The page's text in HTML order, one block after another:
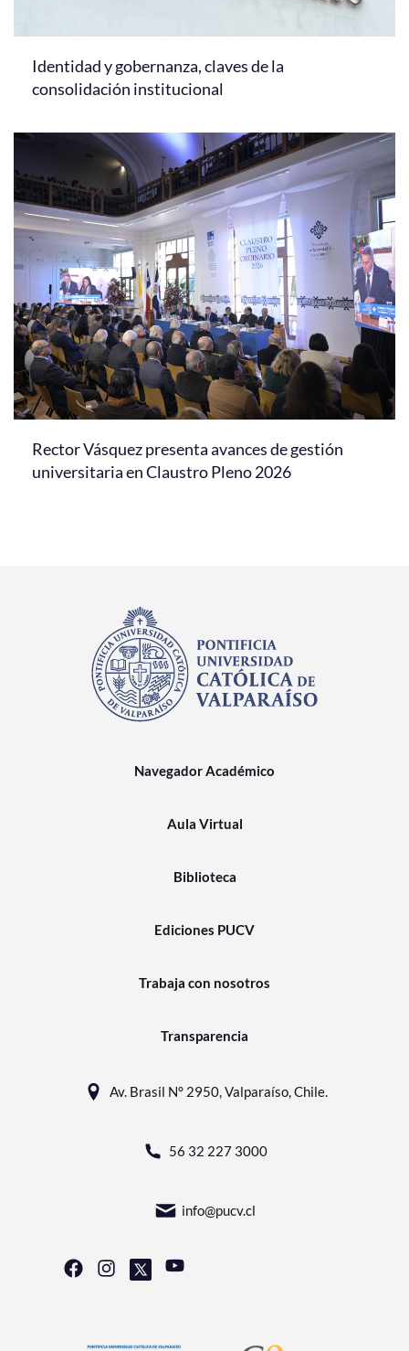
Identidad y gobernanza, claves de la
consolidación institucional
Rector Vásquez presenta avances de gestión
universitaria en Claustro Pleno 2026
Navegador Académico
Aula Virtual
Biblioteca
Ediciones PUCV
Trabaja con nosotros
Transparencia
Av. Brasil N° 2950, Valparaíso, Chile.
56 32 227 3000
info@pucv.cl